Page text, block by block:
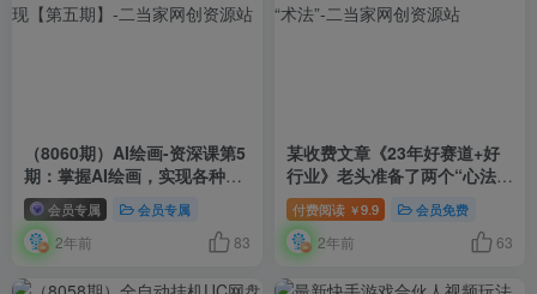
（8060期）AI绘画-资深课第5
期：掌握AI绘画，实现各种商
业变现【第五期】
会员专属 会员专属
2年前 83
某收费文章《23年好赛道+好
行业》老头准备了两个“心法”
+一个“术法”
付费阅读 ￥9.9 会员免费
2年前 63